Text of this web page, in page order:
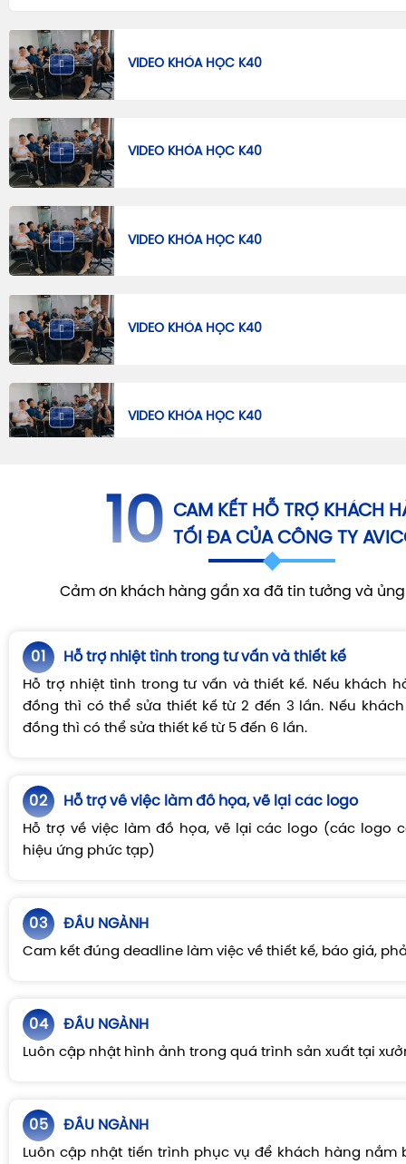
VIDEO KHÓA HỌC K40
VIDEO KHÓA HỌC K40
VIDEO KHÓA HỌC K40
VIDEO KHÓA HỌC K40
VIDEO KHÓA HỌC K40
10 CAM KẾT HỖ TRỢ KHÁCH
TỐI ĐA CỦA CÔNG TY
Cảm ơn khách hàng gần xa đã tin tưởng và
01 Hỗ trợ nhiệt tình trong tư vấn và thiết kế
Hỗ trợ nhiệt tình trong tư vấn và thiết kế. Nếu khách
đồng thì có thể sửa thiết kế từ 2 đến 3 lần. Nếu
đồng thì có thể sửa thiết kế từ 5 đến 6 lần.
02 Hỗ trợ về việc làm đồ họa, vẽ lại các logo
Hỗ trợ về việc làm đồ họa, vẽ lại các logo (các logo
hiệu ứng phức tạp)
03 ĐẦU NGÀNH
Cam kết đúng deadline làm việc về thiết kế, báo giá,
04 ĐẦU NGÀNH
Luôn cập nhật hình ảnh trong quá trình sản xuất tại
05 ĐẦU NGÀNH
Luôn cập nhật tiến trình phục vụ để khách hàng nắm